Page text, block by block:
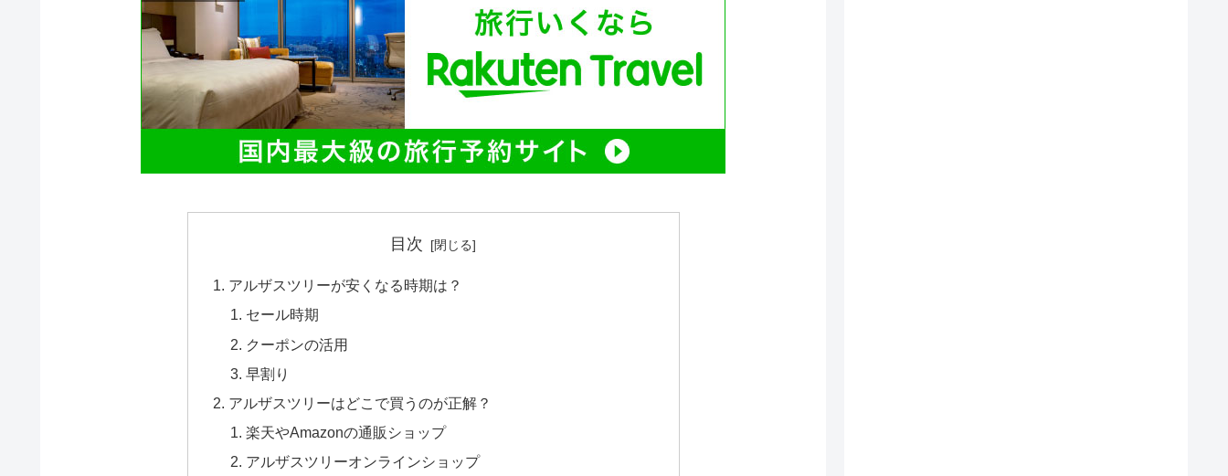
目次
アルザスツリーが安くなる時期は？
セール時期
クーポンの活用
早割り
アルザスツリーはどこで買うのが正解？
楽天やAmazonの通販ショップ
アルザスツリーオンラインショップ